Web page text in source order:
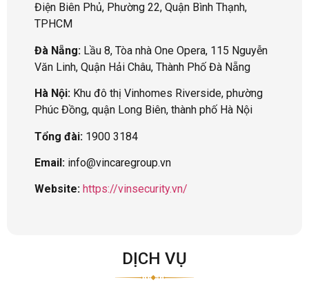
Điện Biên Phủ, Phường 22, Quận Bình Thạnh,
TPHCM
Đà Nẵng: Lầu 8, Tòa nhà One Opera, 115 Nguyễn
Văn Linh, Quận Hải Châu, Thành Phố Đà Nẵng
Hà Nội: Khu đô thị Vinhomes Riverside, phường
Phúc Đồng, quận Long Biên, thành phố Hà Nội
Tổng đài: 1900 3184
Email: info@vincaregroup.vn
Website: https://vinsecurity.vn/
DỊCH VỤ